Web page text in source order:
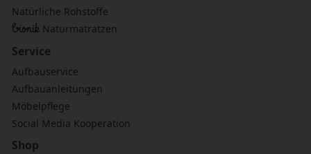
Natürliche Rohstoffe
bionik Naturmatratzen
Service
Aufbauservice
Aufbauanleitungen
Möbelpflege
Social Media Kooperation
Shop